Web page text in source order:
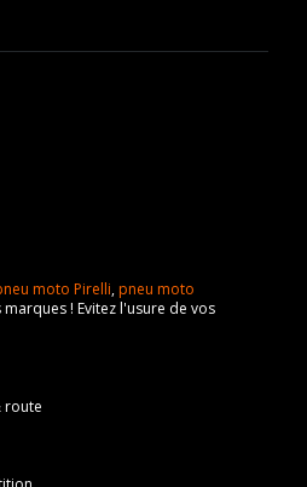
moto Pirelli,pneu moto
! Evitez l'usure de vos
route